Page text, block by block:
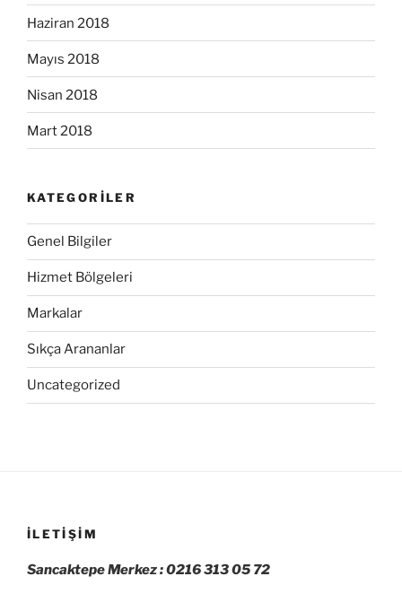
Haziran 2018
Mayıs 2018
Nisan 2018
Mart 2018
KATEGORILER
Genel Bilgiler
Hizmet Bölgeleri
Markalar
Sıkça Arananlar
Uncategorized
İLETIŞIM
Sancaktepe Merkez : 0216 313 05 72